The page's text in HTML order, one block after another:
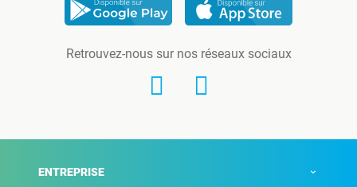
Retrouvez-nous sur nos réseaux sociaux
ENTREPRISE